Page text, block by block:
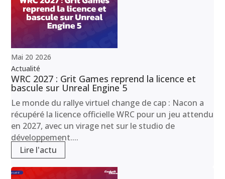
Mai 20 2026
Actualité
WRC 2027 : Grit Games reprend la licence et
bascule sur Unreal Engine 5
Le monde du rallye virtuel change de cap : Nacon a
récupéré la licence officielle WRC pour un jeu attendu
en 2027, avec un virage net sur le studio de
développement....
Lire l'actu